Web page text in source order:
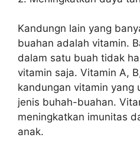
Kandungn lain yang
buahan adalah vitamin.
dalam satu buah tidak
vitamin saja. Vitamin A,
kandungan vitamin yang
jenis buhah-buahan.
meningkatkan imunitas
anak.